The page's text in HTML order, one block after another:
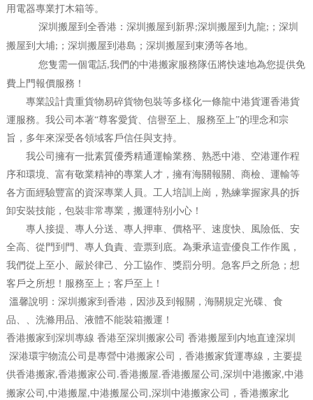
用電器專業打木箱等。
深圳搬屋到全香港：深圳搬屋到新界;深圳搬屋到九龍; ；深圳
搬屋到大埔; ；深圳搬屋到港島；深圳搬屋到東湧等各地。
您隻需一個電話,我們的中港搬家服務隊伍將快速地為您提供免
費上門報價服務！
專業設計貴重貨物易碎貨物包裝等多樣化一條龍中港貨運香港貨
運服務。我公司本著“尊客愛貨、信譽至上、服務至上”的理念和宗
旨，多年來深受各領域客戶信任與支持。
我公司擁有一批素質優秀精通運輸業務、熟悉中港、空港運作程
序和環境、富有敬業精神的專業人才，擁有海關報關、商檢、運輸等
各方面經驗豐富的資深專業人員。工人培訓上崗，熟練掌握家具的拆
卸安裝技能，包裝非常專業，搬運特别小心！
專人接提、專人分送、專人押車、價格平、速度快、風險低、安
全高、從門到門、專人負責、壹票到底。為秉承這壹優良工作作風，
我們從上至小、嚴於律己、分工協作、獎罰分明。急客戶之所急；想
客戶之所想！服務至上；客戶至上！
溫馨說明：深圳搬家到香港，因涉及到報關，海關規定光碟、食
品、、洗滌用品、液體不能裝箱搬運！
香港搬家到深圳專線 香港至深圳搬家公司 香港搬屋到内地直達深圳
深港環宇物流公司是專營中港搬家公司，香港搬家貨運專線，主要提
供香港搬家,香港搬家公司 .香港搬屋.香港搬屋公司 ,深圳中港搬家,中港
搬家公司 ,中港搬屋,中港搬屋公司 ,深圳中港搬家公司，香港搬家北